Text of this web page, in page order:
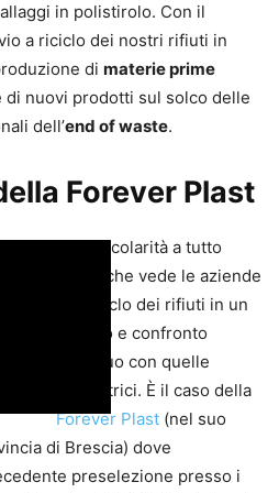
in polistirolo. Con il
a riciclo dei nostri rifiuti in
di materie prime
di nuovi prodotti sul solco delle
dell’end of waste.
Forever Plast
Una circolarità a tutto
tondo che vede le aziende
del riciclo dei rifiuti in un
dialogo e confronto
continuo con quelle
produttrici. È il caso della
Forever Plast (nel suo
di Brescia) dove
preselezione presso i